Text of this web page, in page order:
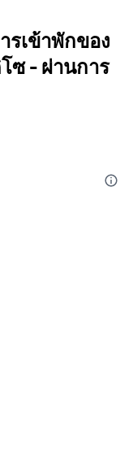
เข้าพักของ
ซ - ผ่านการ